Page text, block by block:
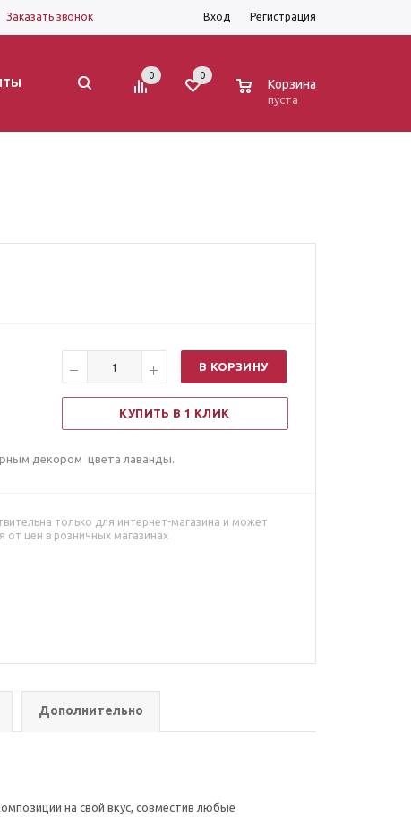
Заказать звонок Вход Регистрация
0 0
Корзина
пуста
В КОРЗИНУ
КУПИТЬ В 1 КЛИК
декором цвета лаванды.
только для интернет-магазина и может
от цен в розничных магазинах
Дополнительно
на свой вкус, совместив любые